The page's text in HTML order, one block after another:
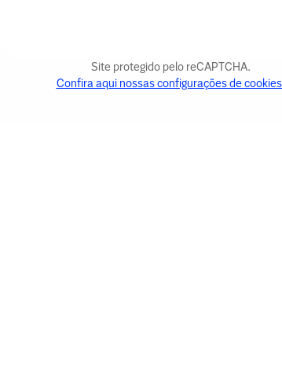
Site protegido pelo reCAPTCHA.
Confira aqui nossas configurações de